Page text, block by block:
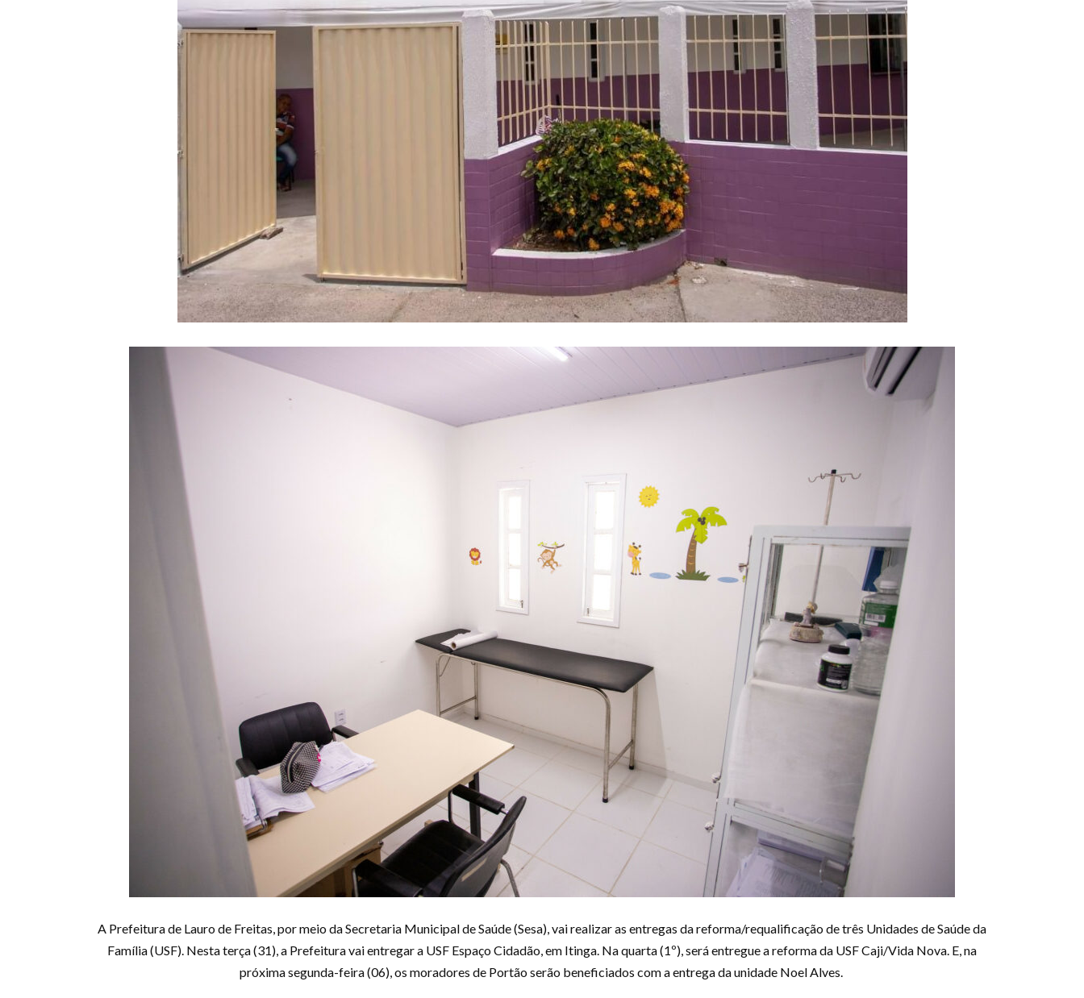
A Prefeitura de Lauro de Freitas, por meio da Secretaria Municipal de Saúde (Sesa), vai realizar as entregas da reforma/requalificação de três Unidades de Saúde da
Família (USF). Nesta terça (31), a Prefeitura vai entregar a USF Espaço Cidadão, em Itinga. Na quarta (1º), será entregue a reforma da USF Caji/Vida Nova. E, na
próxima segunda-feira (06), os moradores de Portão serão beneficiados com a entrega da unidade Noel Alves.